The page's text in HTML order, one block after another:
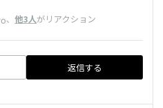
、 他3人がリアクション
返信する